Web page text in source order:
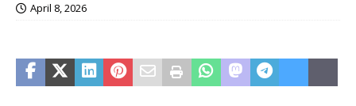
April 8, 2026